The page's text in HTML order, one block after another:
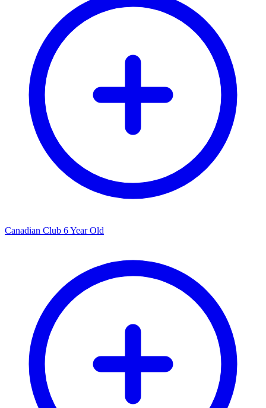
Canadian Club 6 Year Old